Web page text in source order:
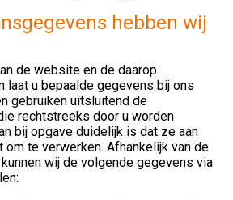
hebben wij
de website en de daarop
laat u bepaalde gegevens bij ons
gebruiken uitsluitend de
rechtstreeks door u worden
bij opgave duidelijk is dat ze aan
te verwerken. Afhankelijk van de
wij de volgende gegevens via